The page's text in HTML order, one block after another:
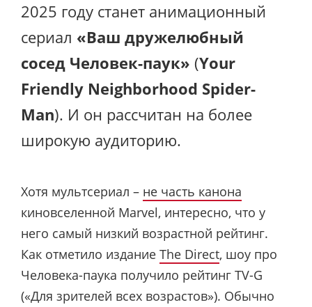
2025 году станет анимационный
сериал «Ваш дружелюбный
сосед Человек-паук» (Your
Friendly Neighborhood Spider-
Man). И он рассчитан на более
широкую аудиторию.
Хотя мультсериал – не часть канона
киновселенной Marvel, интересно, что у
него самый низкий возрастной рейтинг.
Как отметило издание The Direct, шоу про
Человека-паука получило рейтинг TV-G
(«Для зрителей всех возрастов»). Обычно